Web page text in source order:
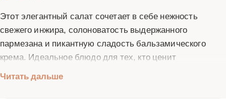
Этот элегантный салат сочетает в себе нежность
свежего инжира, солоноватость выдержанного
пармезана и пикантную сладость бальзамического
крема. Идеальное блюдо для тех, кто ценит
Свежий инжир, богатый витаминами и минералами,
Читать дальше